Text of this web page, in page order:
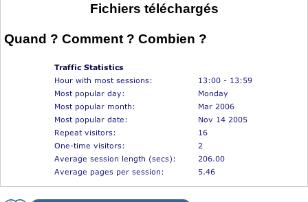
Fichiers téléchargés
Quand ? Comment ? Combien ?